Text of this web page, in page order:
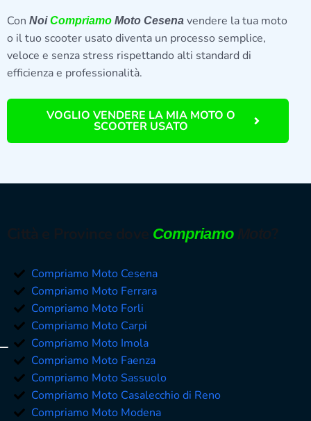
Con NoiCompriamo Moto Cesena vendere la tua moto
o il tuo scooter usato diventa un processo semplice,
veloce e senza stress rispettando alti standard di
efficienza e professionalità.
VOGLIO VENDERE LA MIA MOTO O
SCOOTER USATO
CompriamoMoto
Compriamo Moto Cesena
Compriamo Moto Ferrara
Compriamo Moto Forli
Compriamo Moto Carpi
Compriamo Moto Imola
Compriamo Moto Faenza
Compriamo Moto Sassuolo
Compriamo Moto Casalecchio di Reno
Compriamo Moto Modena